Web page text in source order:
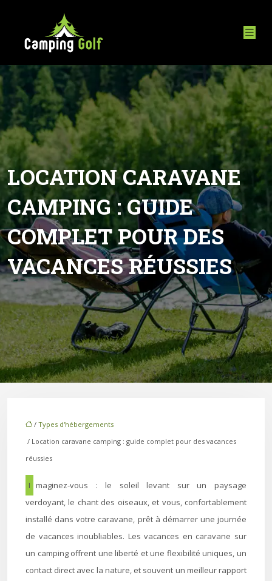
LOCATION CARAVANE
CAMPING : GUIDE
COMPLET POUR DES
VACANCES RÉUSSIES
/ Types d'hébergements
/ Location caravane camping : guide complet pour des vacances
réussies
Imaginez-vous : le soleil levant sur un paysage
verdoyant, le chant des oiseaux, et vous, confortablement
installé dans votre caravane, prêt à démarrer une journée
de vacances inoubliables. Les vacances en caravane sur
un camping offrent une liberté et une flexibilité uniques, un
contact direct avec la nature, et souvent un meilleur rapport